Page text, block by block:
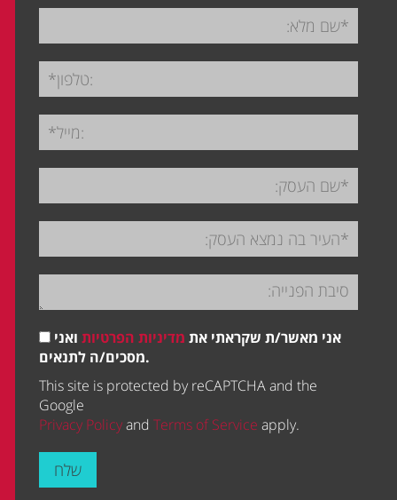
אני מאשר/ת שקראתי את מדיניות הפרטיות ואני
מסכים/ה לתנאים.
This site is protected by reCAPTCHA and the
Google
Privacy Policyand Terms of Service apply.
שלח